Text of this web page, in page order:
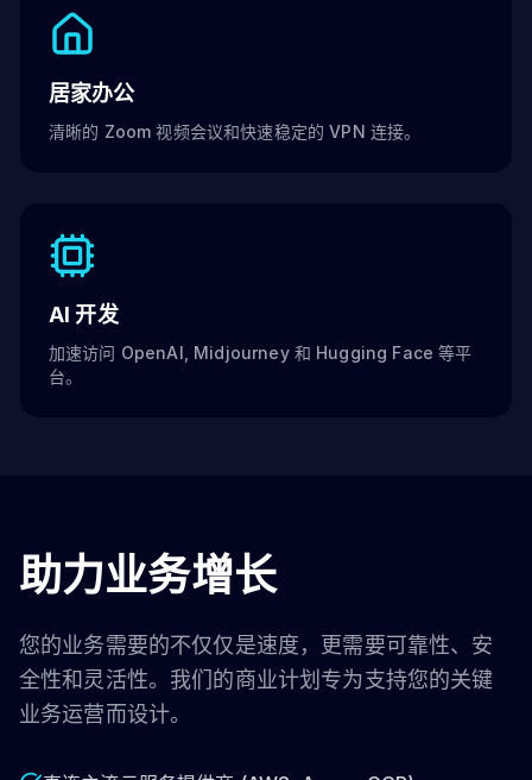
居家办公
清晰的 Zoom 视频会议和快速稳定的 VPN 连接。
AI 开发
加速访问 OpenAI, Midjourney 和 Hugging Face 等平
台。
助力业务增长
您的业务需要的不仅仅是速度，更需要可靠性、安
全性和灵活性。我们的商业计划专为支持您的关键
业务运营而设计。